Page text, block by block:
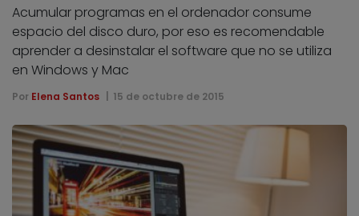
Acumular programas en el ordenador consume
espacio del disco duro, por eso es recomendable
aprender a desinstalar el software que no se utiliza
en Windows y Mac
Por Elena Santos 15 de octubre de 2015